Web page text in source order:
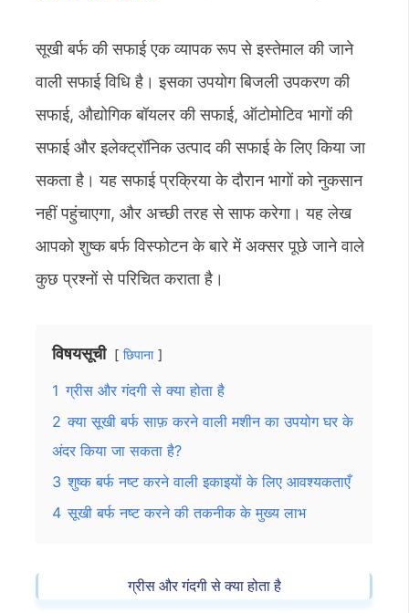
सूखी बर्फ की सफाई एक व्यापक रूप से इस्तेमाल की जाने
वाली सफाई विधि है। इसका उपयोग बिजली उपकरण की
सफाई, औद्योगिक बॉयलर की सफाई, ऑटोमोटिव भागों की
सफाई और इलेक्ट्रॉनिक उत्पाद की सफाई के लिए किया जा
सकता है। यह सफाई प्रक्रिया के दौरान भागों को नुकसान
नहीं पहुंचाएगा, और अच्छी तरह से साफ करेगा। यह लेख
आपको शुष्क बर्फ विस्फोटन के बारे में अक्सर पूछे जाने वाले
कुछ प्रश्नों से परिचित कराता है।
विषयसूची छिपाना
1 ग्रीस और गंदगी से क्या होता है
2 क्या सूखी बर्फ साफ़ करने वाली मशीन का उपयोग घर के
अंदर किया जा सकता है?
3 शुष्क बर्फ नष्ट करने वाली इकाइयों के लिए आवश्यकताएँ
4 सूखी बर्फ नष्ट करने की तकनीक के मुख्य लाभ
ग्रीस और गंदगी से क्या होता है